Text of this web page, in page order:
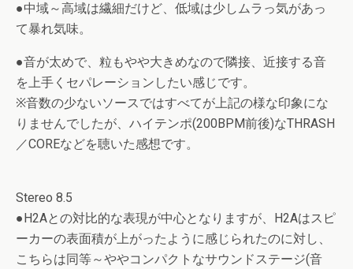
●中域～高域は繊細だけど、低域は少しムラっ気があっ
て暴れ気味。
●音が太めで、粒もやや大きめなので隣接、近接する音
を上手くセパレーションしたい感じです。
※音数の少ないソースではすべてが上記の様な印象にな
りませんでしたが、ハイテンポ(200BPM前後)なTHRASH
／COREなどを聴いた感想です。
Stereo 8.5
●H2Aとの対比的な表現が中心となりますが、H2Aはスピ
ーカーの表面積が上がったように感じられたのに対し、
こちらは同等～ややコンパクトなサウンドステージ(音